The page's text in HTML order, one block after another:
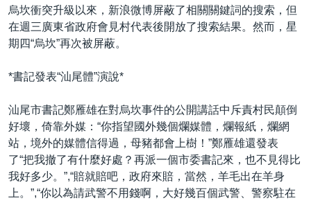
烏坎衝突升級以來，新浪微博屏蔽了相關關鍵詞的搜索，但
在週三廣東省政府會見村代表後開放了搜索結果。然而，星
期四“烏坎”再次被屏蔽。
*書記發表“汕尾體”演說*
汕尾市書記鄭雁雄在對烏坎事件的公開講話中斥責村民顛倒
好壞，倚靠外媒：“你指望國外幾個爛媒體，爛報紙，爛網
站，境外的媒體信得過，母豬都會上樹！”鄭雁雄還發表
了“把我撤了有什麼好處？再派一個市委書記來，也不見得比
我好多少。”,“賠就賠吧，政府來賠，當然，羊毛出在羊身
上。”,“你以為請武警不用錢啊，大好幾百個武警、警察駐在